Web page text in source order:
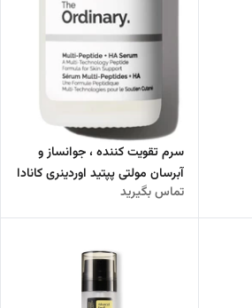
سرم تقویت کننده ، جوانساز و
آبرسان مولتی پپتید اوردینری کانادا
تماس بگیرید